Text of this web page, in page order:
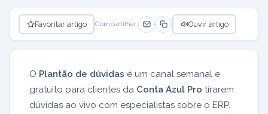
Favoritar artigo Compartilhar: Ouvir artigo
O Plantão de dúvidas é um canal semanal e
gratuito para clientes da Conta Azul Pro tirarem
dúvidas ao vivo com especialistas sobre o ERP.